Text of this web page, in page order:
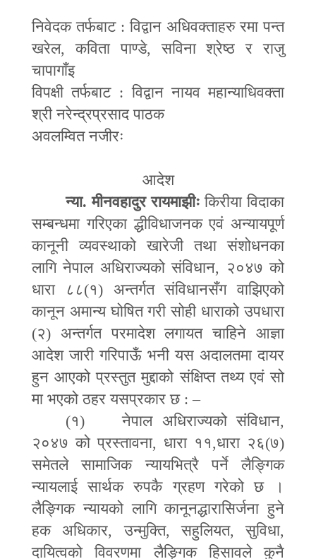
निवेदक तर्फबाट : विद्वान अधिवक्ताहरु रमा पन्त
खरेल,कविता पाण्डे,सविना श्रेष्ठ र राजु
चापागाँइ
विपक्षी तर्फबाट : विद्वान नायव महान्याधिवक्ता
श्री नरेन्द्रप्रसाद पाठक
अवलम्वित नजीरः
आदेश
न्या. मीनवहादुर रायमाझीःकिरीया विदाका
सम्बन्धमा गरिएकाद्धीविधाजनक एवं अन्यायपूर्ण
कानूनी व्यवस्थाको खारेजी तथा संशोधनका
लागि नेपाल अधिराज्यको संविधान, २०४७ को
धारा ८८(१) अन्तर्गत संविधानसँग वाझिएको
कानून अमान्य घोषित गरी सोही धाराको उपधारा
(२) अन्तर्गत परमादेश लगायत चाहिने आज्ञा
आदेश जारी गरिपाऊँ भनी यस अदालतमा दायर
हुन आएको प्रस्तुत मुद्दाको संक्षिप्त तथ्य एवं सो
मा भएको ठहर यसप्रकार छ :–
(१) नेपाल अधिराज्यको संविधान,
२०४७ को प्रस्तावना, धारा ११,धारा २६(७)
समेतले सामाजिक न्यायभित्रै पर्ने लैङ्गिक
न्यायलाई सार्थक रुपकै ग्रहण गरेको छ ।
लैङ्गिक न्यायको लागि कानूनद्धारासिर्जना हुने
हक अधिकार,उन्मुक्ति,सहुलियत,सुविधा,
दायित्वको विवरणमा लैङ्गिक हिसावले कुनै